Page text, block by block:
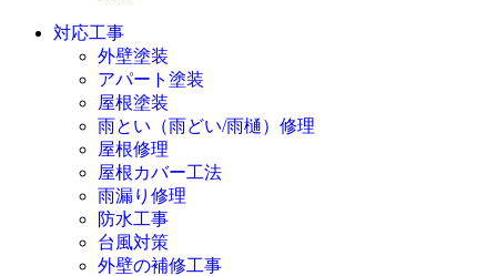
対応工事
外壁塗装
アパート塗装
屋根塗装
雨とい（雨どい/雨樋）修理
屋根修理
屋根カバー工法
雨漏り修理
防水工事
台風対策
外壁の補修工事